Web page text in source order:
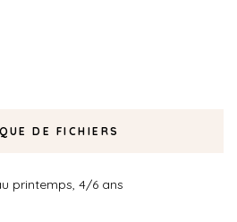
DE FICHIERS
printemps, 4/6 ans